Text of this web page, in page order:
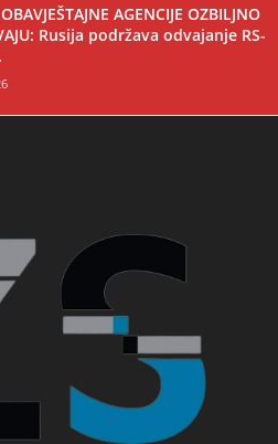
AGENCIJE OZBILJNO
Rusija podržava odvajanje RS-